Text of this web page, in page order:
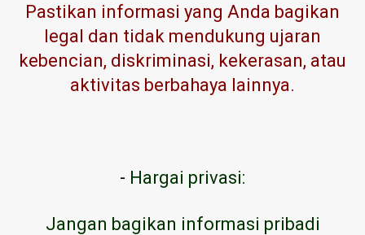
Pastikan informasi yang Anda bagikan
legal dan tidak mendukung ujaran
kebencian, diskriminasi, kekerasan, atau
aktivitas berbahaya lainnya.
- Hargai privasi:
Jangan bagikan informasi pribadi